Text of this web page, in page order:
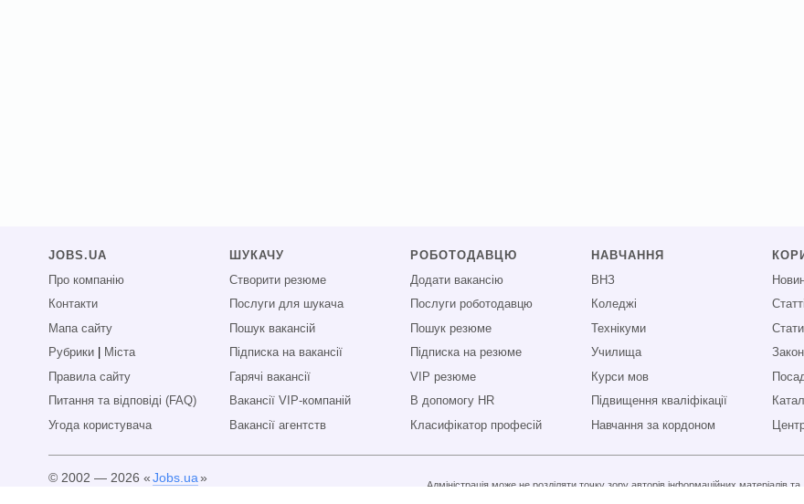
JOBS.UA
Про компанію
Контакти
Мапа сайту
Рубрики
Міста
Правила сайту
Питання та відповіді (FAQ)
Угода користувача
ШУКАЧУ
Створити резюме
Послуги для шукача
Пошук вакансій
Підписка на вакансії
Гарячі вакансії
Вакансії VIP-компаній
Вакансії агентств
РОБОТОДАВЦЮ
Додати вакансію
Послуги роботодавцю
Пошук резюме
Підписка на резюме
VIP резюме
В допомогу HR
Класифікатор професій
НАВЧАННЯ
ВНЗ
Коледжі
Технікуми
Училища
Курси мов
Підвищення кваліфікації
Навчання за кордоном
© 2002 — 2026 «Jobs.ua»
Адміністрація може не розділяти точку зору авторів інформаційних матеріалів та